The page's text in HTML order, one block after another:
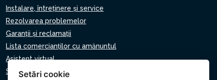
Instalare, întreținere și service
Rezolvarea problemelor
Garanții și reclamații
Lista comercianților cu amănuntul
Asistent virtual
Scrie-ne
Setări cookie